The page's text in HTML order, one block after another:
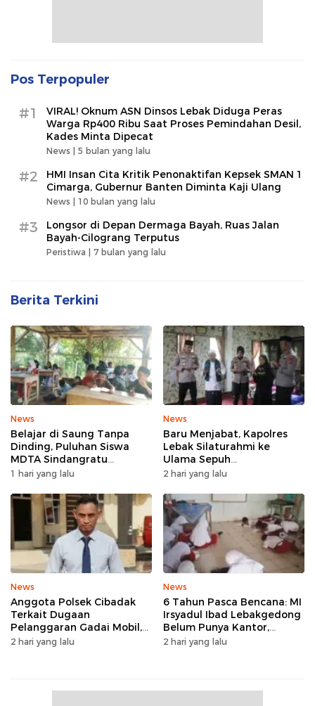
Pos Terpopuler
#1
VIRAL! Oknum ASN Dinsos Lebak Diduga Peras
Warga Rp400 Ribu Saat Proses Pemindahan Desil,
Kades Minta Dipecat
News | 5 bulan yang lalu
#2
HMI Insan Cita Kritik Penonaktifan Kepsek SMAN 1
Cimarga, Gubernur Banten Diminta Kaji Ulang
News | 10 bulan yang lalu
#3
Longsor di Depan Dermaga Bayah, Ruas Jalan
Bayah-Cilograng Terputus
Peristiwa | 7 bulan yang lalu
Berita Terkini
News
Belajar di Saung Tanpa
Dinding, Puluhan Siswa
MDTA Sindangratu
Panggarangan Bertahan
1 hari yang lalu
News
Baru Menjabat, Kapolres
Lebak Silaturahmi ke
Ulama Sepuh
Rangkasbitung
2 hari yang lalu
News
Anggota Polsek Cibadak
Terkait Dugaan
Pelanggaran Gadai Mobil,
Kasus Ditangani Bid
2 hari yang lalu
News
6 Tahun Pasca Bencana: MI
Irsyadul Ibad Lebakgedong
Belum Punya Kantor,
Belajar Tanpa Meja-Kursi
2 hari yang lalu